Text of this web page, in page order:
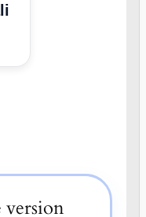
version